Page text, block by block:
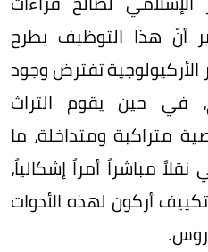
أنّ هذا التوظيف يطرح
الأركيولوجية تفترض وجود
في حين يقوم التراث
متراكبة ومتداخلة، ما
مباشراً أمراً إشكالياً،
أركون لهذه الأدوات